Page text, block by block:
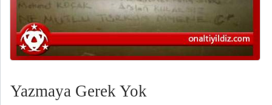
Yazmaya Gerek Yok